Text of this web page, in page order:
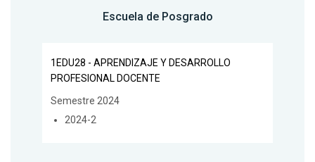
Escuela de Posgrado
1EDU28 - APRENDIZAJE Y DESARROLLO
PROFESIONAL DOCENTE
Semestre 2024
2024-2